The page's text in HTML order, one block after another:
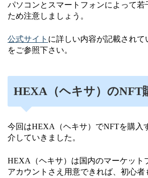
パソコンとスマートフォンによって若
ため注意しましょう。
公式サイト に詳しい内容が記載されて
をご参照下さい。
HEXA（ヘキサ）のNFT
今回はHEXA（ヘキサ）でNFTを購入
介していきました。
HEXA（ヘキサ）は国内のマーケット
アカウントさえ用意できれば、初心者